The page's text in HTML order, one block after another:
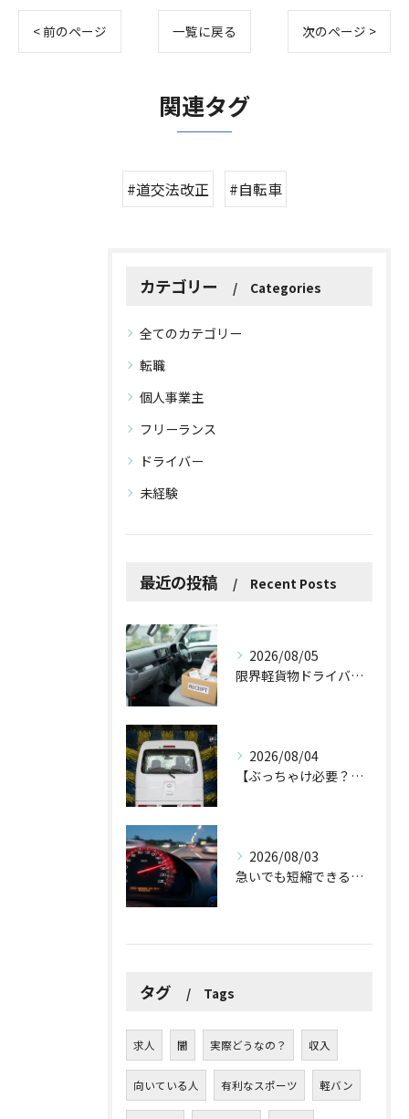
< 前のページ 一覧に戻る 次のページ >
関連タグ
#道交法改正 #自転車
カテゴリー Categories
全てのカテゴリー
転職
個人事業主
フリーランス
ドライバー
未経験
最近の投稿 Recent Posts
2026/08/05
限界軽貨物ドライバーが最低限やるべき！？「ズボラ経費防衛術」
2026/08/04
【ぶっちゃけ必要？】猛暑日に倒れず愛車を守る軽貨物ドライバーの「割り切り洗車術」
2026/08/03
急いでも短縮できるのは「わずか54秒」？軽貨物ドライバーがスピードを抑えるべき理由
タグ Tags
求人 闇 実際どうなの？ 収入
向いている人 有利なスポーツ 軽バン